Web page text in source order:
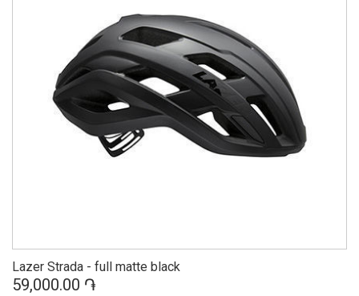
Lazer Strada - full matte black
59,000.00 ֏